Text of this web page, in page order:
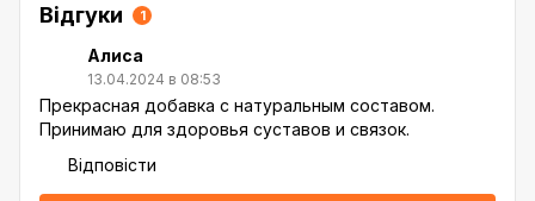
Відгуки 1
Алиса
13.04.2024 в 08:53
Прекрасная добавка с натуральным составом.
Принимаю для здоровья суставов и связок.
Відповісти